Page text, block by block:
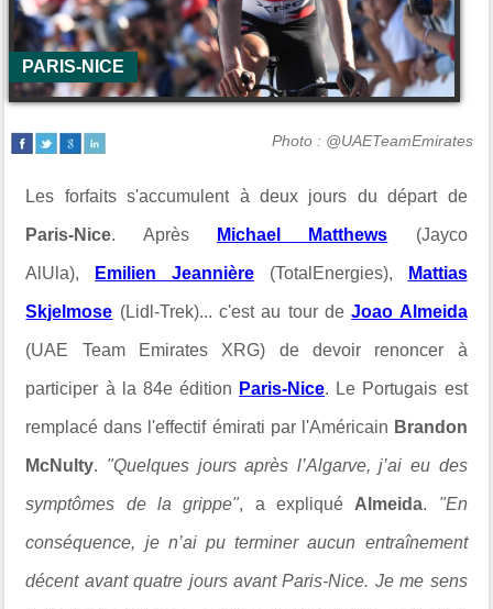
PARIS-NICE
Photo : @UAETeamEmirates
Les forfaits s'accumulent à deux jours du départ de
Paris-Nice. Après Michael Matthews (Jayco
AlUla), Emilien Jeannière (TotalEnergies), Mattias
Skjelmose (Lidl-Trek)... c'est au tour deJoao Almeida
(UAE Team Emirates XRG) de devoir renoncer à
participer à la 84e édition Paris-Nice. Le Portugais est
remplacé dans l'effectif émirati par l'Américain Brandon
McNulty. "Quelques jours après l’Algarve, j’ai eu des
symptômes de la grippe", a expliqué Almeida. "En
conséquence, je n’ai pu terminer aucun entraînement
décent avant quatre jours avant Paris-Nice. Je me sens